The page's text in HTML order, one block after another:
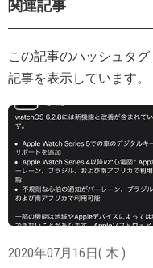
関連記事
この記事のハッシュタグ
記事を表示しています。
2020年07月16日( 木 )